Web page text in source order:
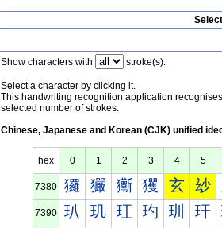
Show characters with stroke(s).
Select a character by clicking it.
This handwriting recognition application
selected number of strokes.
Chinese, Japanese and Korean (CJK) unified
hex 0 1 2 3 4 5
7380 玀 玁 玂 玃 玄 玅
7390 玐 玑 玒 玓 玔 玕